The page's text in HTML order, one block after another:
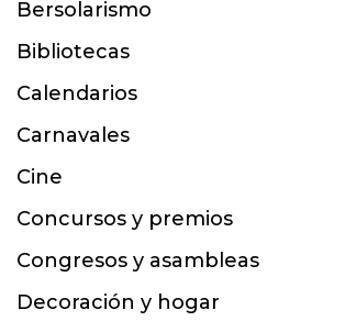
Bersolarismo
Bibliotecas
Calendarios
Carnavales
Cine
Concursos y premios
Congresos y asambleas
Decoración y hogar